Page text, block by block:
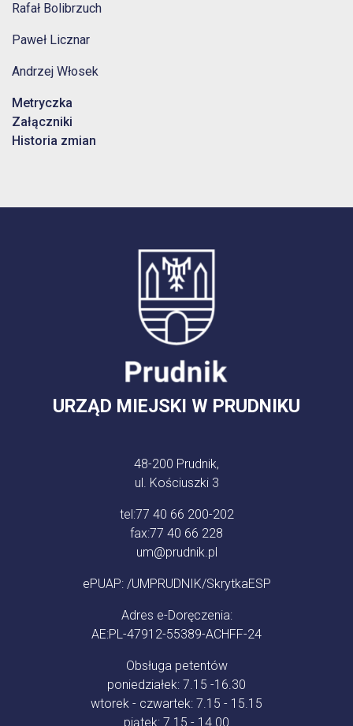
Rafał Bolibrzuch
Paweł Licznar
Andrzej Włosek
Metryczka
Załączniki
Historia zmian
URZĄD MIEJSKI W PRUDNIKU
48-200 Prudnik,
ul. Kościuszki 3
tel:77 40 66 200-202
fax:77 40 66 228
um@prudnik.pl
ePUAP: /UMPRUDNIK/SkrytkaESP
Adres e-Doręczenia:
AE:PL-47912-55389-ACHFF-24
Obsługa petentów
poniedziałek: 7.15 -16.30
wtorek - czwartek: 7.15 - 15.15
piątek: 7.15 - 14.00